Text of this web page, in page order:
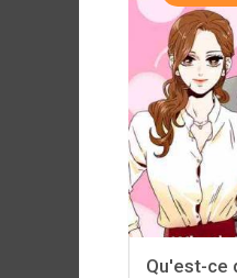
Qu'est-ce